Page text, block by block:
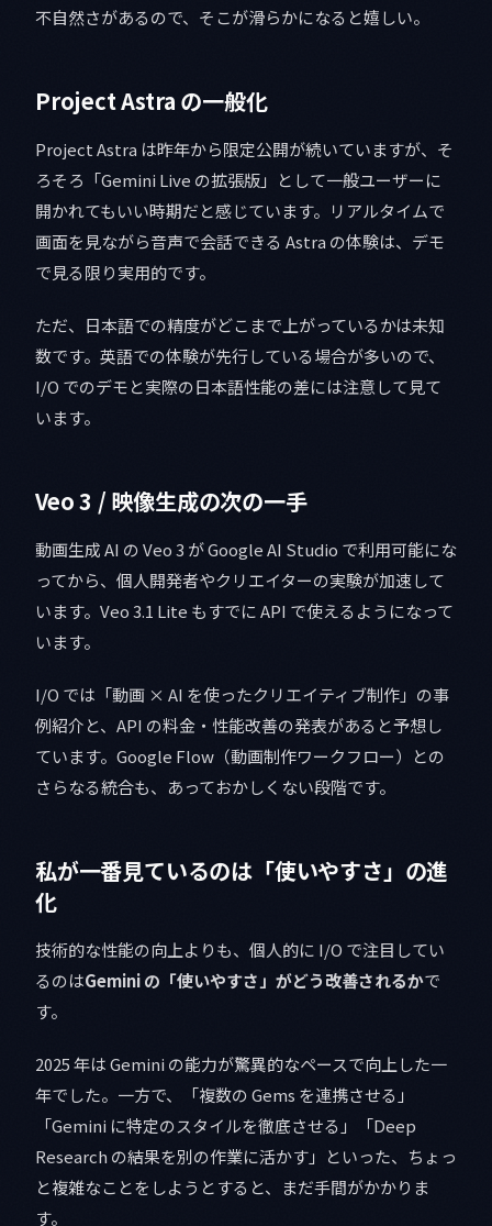
不自然さがあるので、そこが滑らかになると嬉しい。
Project Astra の一般化
Project Astra は昨年から限定公開が続いていますが、そ
ろそろ「Gemini Live の拡張版」として一般ユーザーに
開かれてもいい時期だと感じています。リアルタイムで
画面を見ながら音声で会話できる Astra の体験は、デモ
で見る限り実用的です。
ただ、日本語での精度がどこまで上がっているかは未知
数です。英語での体験が先行している場合が多いので、
I/O でのデモと実際の日本語性能の差には注意して見て
います。
Veo 3 / 映像生成の次の一手
動画生成 AI の Veo 3 が Google AI Studio で利用可能にな
ってから、個人開発者やクリエイターの実験が加速して
います。Veo 3.1 Lite もすでに API で使えるようになって
います。
I/O では「動画 × AI を使ったクリエイティブ制作」の事
例紹介と、API の料金・性能改善の発表があると予想し
ています。Google Flow（動画制作ワークフロー）との
さらなる統合も、あっておかしくない段階です。
私が一番見ているのは「使いやすさ」の進
化
技術的な性能の向上よりも、個人的に I/O で注目してい
るのはGemini の「使いやすさ」がどう改善されるかで
す。
2025 年は Gemini の能力が驚異的なペースで向上した一
年でした。一方で、「複数の Gems を連携させる」
「Gemini に特定のスタイルを徹底させる」「Deep
Research の結果を別の作業に活かす」といった、ちょっ
と複雑なことをしようとすると、まだ手間がかかりま
す。